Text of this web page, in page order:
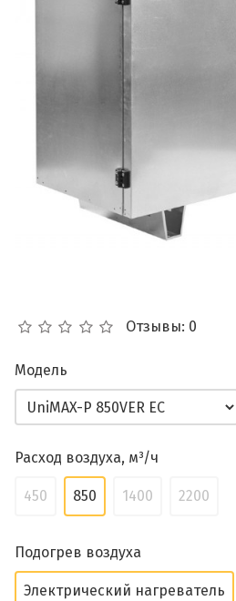
Отзывы: 0
Модель
Расход воздуха, м³/ч
450 850 1400 2200
Подогрев воздуха
Электрический нагреватель